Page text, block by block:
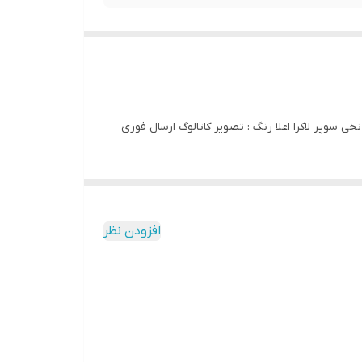
افزودن نظر